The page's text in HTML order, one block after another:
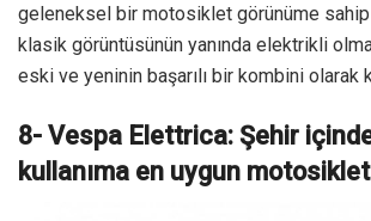
geleneksel bir motosiklet görünüme
klasik görüntüsünün yanında elektrikli
eski ve yeninin başarılı bir kombini olarak
8- Vespa Elettrica: Şehir
kullanıma en uygun motosiklet